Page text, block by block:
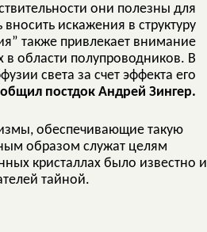
они полезны для
искажения в структуру
также привлекает внимание
в области полупроводников. В
света за счет эффекта его
постдок Андрей Зингер.
обеспечивающие такую
образом служат целям
кристаллах было известно и
тайной.